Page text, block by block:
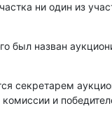
ни один из
был назван
секретарем
и